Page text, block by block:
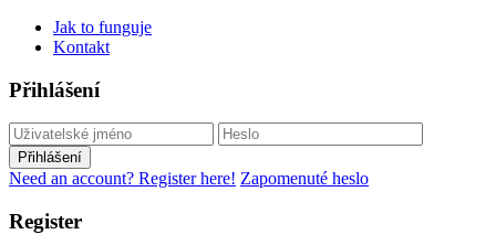
Jak to funguje
Kontakt
Přihlášení
Přihlášení
Need an account? Register here! Zapomenuté heslo
Register